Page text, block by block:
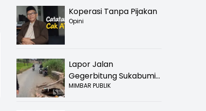
Koperasi Tanpa Pijakan
Opini
Lapor Jalan
Gegerbitung Sukabumi
Bolong! Bahaya Bagi
MIMBAR PUBLIK